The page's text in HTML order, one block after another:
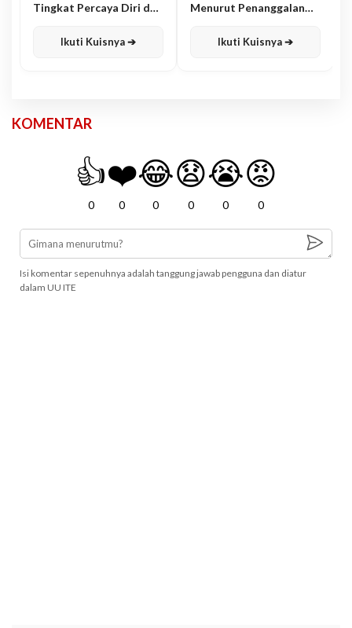
Tingkat Percaya Diri dan
Ikuti Kuisnya ➔
Menurut Penanggalan
Ikuti Kuisnya ➔
KOMENTAR
👍
0
❤️
0
😂
0
😧
0
😭
0
😡
0
Isi komentar sepenuhnya adalah tanggung jawab pengguna dan diatur
dalam UU ITE